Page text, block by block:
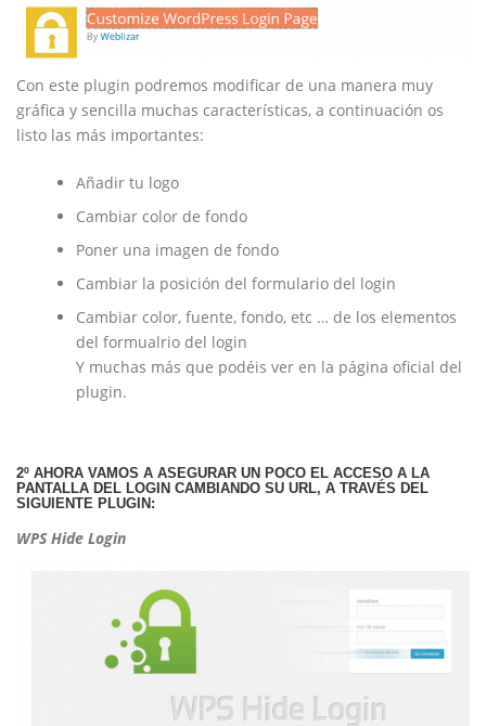
Con este plugin podremos modificar de una manera muy
gráfica y sencilla muchas características, a continuación os
listo las más importantes:
Añadir tu logo
Cambiar color de fondo
Poner una imagen de fondo
Cambiar la posición del formulario del login
Cambiar color, fuente, fondo, etc … de los elementos
del formualrio del login
Y muchas más que podéis ver en la página oficial del
plugin.
2º AHORA VAMOS A ASEGURAR UN POCO EL ACCESO A LA
PANTALLA DEL LOGIN CAMBIANDO SU URL, A TRAVÉS DEL
SIGUIENTE PLUGIN:
WPS Hide Login